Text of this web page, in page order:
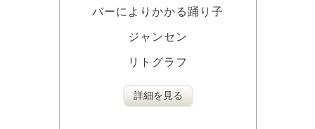
バーによりかかる踊り子
ジャンセン
リトグラフ
詳細を見る